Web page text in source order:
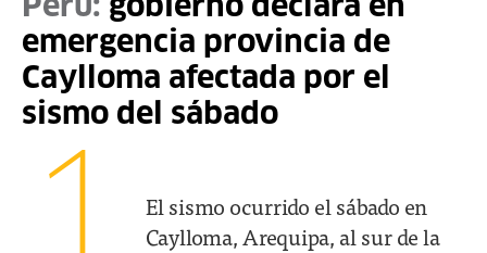
Perú: gobierno declara en
emergencia provincia de
Caylloma afectada por el
sismo del sábado
El sismo ocurrido el sábado en
Caylloma, Arequipa, al sur de la